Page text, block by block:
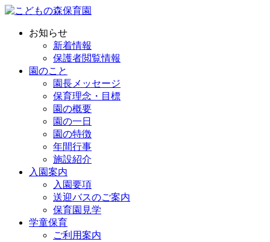
お知らせ
新着情報
保護者閲覧情報
園のこと
園長メッセージ
保育理念・目標
園の概要
園の一日
園の特徴
年間行事
施設紹介
入園案内
入園要項
送迎バスのご案内
保育園見学
学童保育
ご利用案内